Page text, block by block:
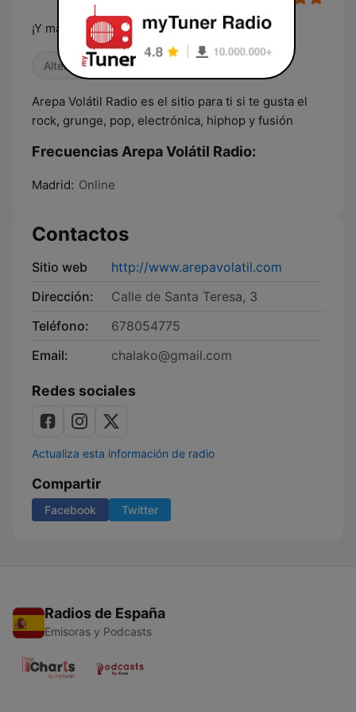
¡Y mano dura con lo nacional!
Alternativa / Indie
Arepa Volátil Radio es el sitio para ti si te gusta el
rock, grunge, pop, electrónica, hiphop y fusión
Frecuencias Arepa Volátil Radio:
Madrid: Online
Contactos
Sitio web
http://www.arepavolatil.com
Dirección:
Calle de Santa Teresa, 3
Teléfono:
678054775
Email:
chalako@gmail.com
Redes sociales
Actualiza esta información de radio
Compartir
Facebook Twitter
Radios de España
Emisoras y Podcasts